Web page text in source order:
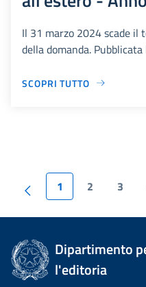
Il 31 marzo 2024 scade il
della domanda.
SCOPRI TUTTO
1 2 3
Dipartimento
l'editoria